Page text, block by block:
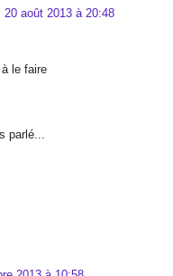
20 août 2013 à 20:48
à le faire
parlé...